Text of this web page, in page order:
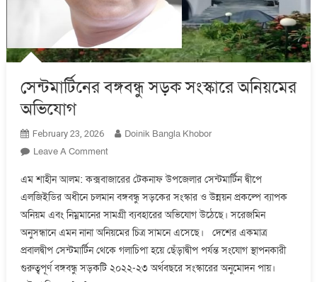
সেন্টমার্টিনের বঙ্গবন্ধু সড়ক সংস্কারে অনিয়মের
অভিযোগ
February 23, 2026
Doinik Bangla Khobor
Leave A CommentOn
বঙ্গবন্ধু
সড়ক
সংস্কারে
অনিয়মের
অভিযোগ
এম শাহীন আলম: কক্সবাজারের টেকনাফ উপজেলার সেন্টমার্টিন দ্বীপে
এলজিইডির অধীনে চলমান বঙ্গবন্ধু সড়কের সংস্কার ও উন্নয়ন প্রকল্পে ব্যাপক
অনিয়ম এবং নিম্নমানের সামগ্রী ব্যবহারের অভিযোগ উঠেছে। সরেজমিন
অনুসন্ধানে এমন নানা অনিয়মের চিত্র সামনে এসেছে। দেশের একমাত্র
প্রবালদ্বীপ সেন্টমার্টিন থেকে গলাচিপা হয়ে ছেঁড়াদ্বীপ পর্যন্ত সংযোগ স্থাপনকারী
গুরুত্বপূর্ণ বঙ্গবন্ধু সড়কটি ২০২২-২৩ অর্থবছরে সংস্কারের অনুমোদন পায়।